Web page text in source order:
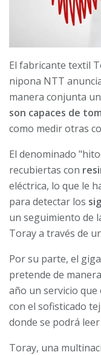
El fabricante textil
nipona NTT
manera conjunta un
son capaces de
como medir otras
El denominado
recubiertas con
eléctrica, lo que le
para detectar los
un seguimiento de
Toray a través de
Por su parte, el
pretende de
año un servicio
con el sofisticado
donde se podrá
Toray, una